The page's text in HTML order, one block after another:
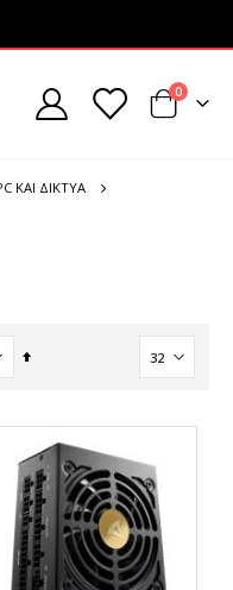
Cart
0
ΚΑΙ ΔΊΚΤΥΑ
Φθίνουσα